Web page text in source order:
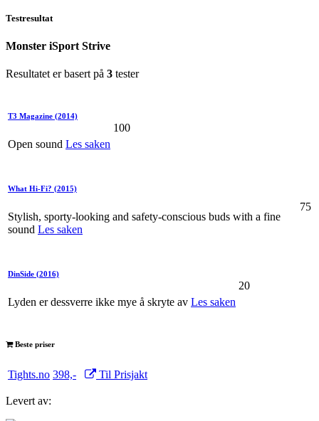
Testresultat
Monster iSport Strive
Resultatet er basert på 3 tester
T3 Magazine (2014)
Open sound Les saken
100
What Hi-Fi? (2015)
Stylish, sporty-looking and safety-conscious buds with a fine
sound Les saken
75
DinSide (2016)
Lyden er dessverre ikke mye å skryte av Les saken
20
Beste priser
Tights.no 398,- Til Prisjakt
Levert av: